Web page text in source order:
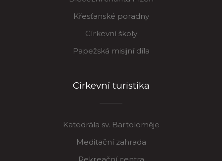
Křesťanské poradny
Církevní školy
Papežská misijní díla
Církevní turistika
Katedrála sv. Bartoloměje
Meditační zahrada
Rekreační centra